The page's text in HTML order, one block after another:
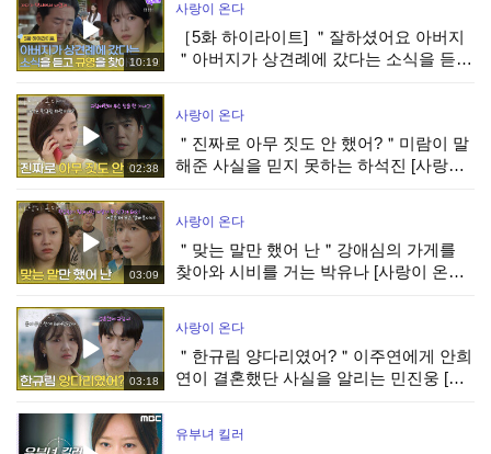
10:19
사랑이 온다
［5화 하이라이트] ＂잘하셨어요 아버지
＂아버지가 상견례에 갔다는 소식을 듣고
02:38
사랑이 온다
＂진짜로 아무 짓도 안 했어?＂미람이 말
해준 사실을 믿지 못하는 하석진 [사랑이
03:09
사랑이 온다
＂맞는 말만 했어 난＂강애심의 가게를
찾아와 시비를 거는 박유나 [사랑이 온다]
03:18
사랑이 온다
＂한규림 양다리였어?＂이주연에게 안희
연이 결혼했단 사실을 알리는 민진웅 [사
유부녀 킬러